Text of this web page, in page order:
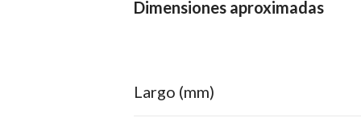
Dimensiones aproximadas
Largo (mm)